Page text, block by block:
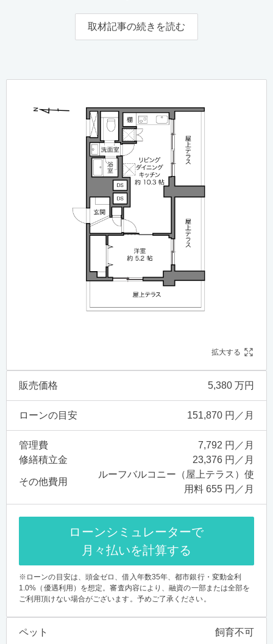
取材記事の続きを読む
拡大する
販売価格 5,380 万円
ローンの目安 151,870 円／月
管理費
7,792 円／月
修繕積立金
23,376 円／月
その他費用
ルーフバルコニー（屋上テラス）使
用料 655 円／月
ローンシミュレーターで
月々払いを計算する
※ローンの目安は、頭金ゼロ、借入年数35年、都市銀行・変動金利
1.0%（優遇利用）を想定。審査内容により、融資の一部または全部を
ご利用頂けない場合がございます。予めご了承ください。
ペット 飼育不可